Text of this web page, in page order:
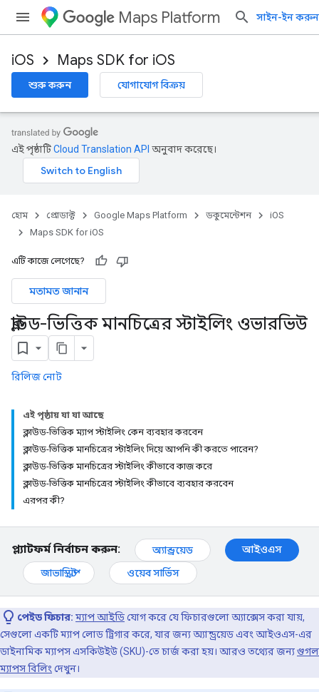
Maps Platform সাইন-ইন করুন
iOS Maps SDK for iOS
শুরু করুন যোগাযোগ বিক্রয়
এই পৃষ্ঠাটিCloud Translation API অনুবাদ করেছে।
হোম প্রোডাক্ট Google Maps Platform ডকুমেন্টেশন
iOS
Maps SDK for iOS
এটি কাজে লেগেছে?
মতামত জানান
ক্লাউড-ভিত্তিক মানচিত্রের স্টাইলিং ওভারভিউ
রিলিজ নোট
এই পৃষ্ঠায় যা যা আছে
ক্লাউড-ভিত্তিক ম্যাপ স্টাইলিং কেন ব্যবহার করবেন
ক্লাউড-ভিত্তিক মানচিত্রের স্টাইলিং দিয়ে আপনি কী করতে পারেন?
ক্লাউড-ভিত্তিক মানচিত্রের স্টাইলিং কীভাবে কাজ করে
ক্লাউড-ভিত্তিক মানচিত্রের স্টাইলিং কীভাবে ব্যবহার করবেন
এরপর কী?
প্ল্যাটফর্ম নির্বাচন করুন: অ্যান্ড্রয়েড
আইওএস
জাভাস্ক্রিপ্ট
ওয়েব সার্ভিস
পেইড ফিচার: ম্যাপ আইডি যোগ করে যে ফিচারগুলো অ্যাক্সেস করা যায়,
সেগুলো একটি ম্যাপ লোড ট্রিগার করে, যার জন্য অ্যান্ড্রয়েড এবং আইওএস-এর
ডাইনামিক ম্যাপস এসকিউইউ (SKU)-তে চার্জ করা হয়। আরও তথ্যের জন্যগুগল
ম্যাপস বিলিং দেখুন।